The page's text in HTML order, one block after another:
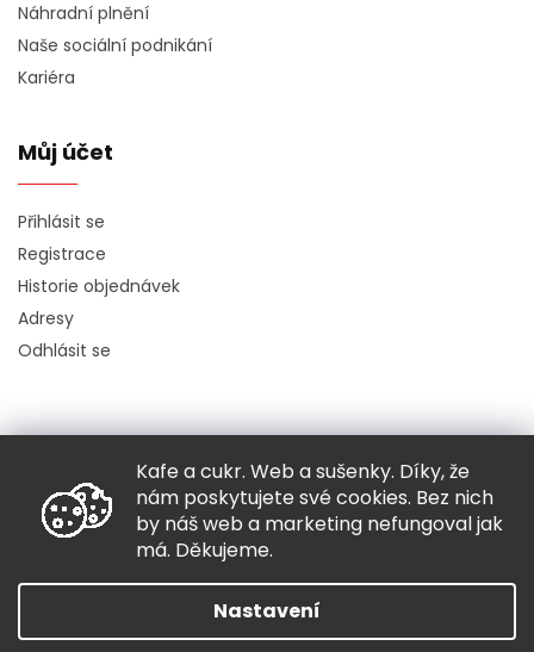
Kafe a cukr. Web a sušenky. Díky, že
nám poskytujete své cookies. Bez nich
by náš web a marketing nefungoval jak
má. Děkujeme.
Nastavení
Náhradní plnění
Naše sociální podnikání
Kariéra
Můj účet
Přihlásit se
Registrace
Historie objednávek
Adresy
Odhlásit se
Copyright 2026Hugo chodí bos. Všechna práva vyhrazena.
Grafický návrh vytvořil a nakódovalShoptak.cz